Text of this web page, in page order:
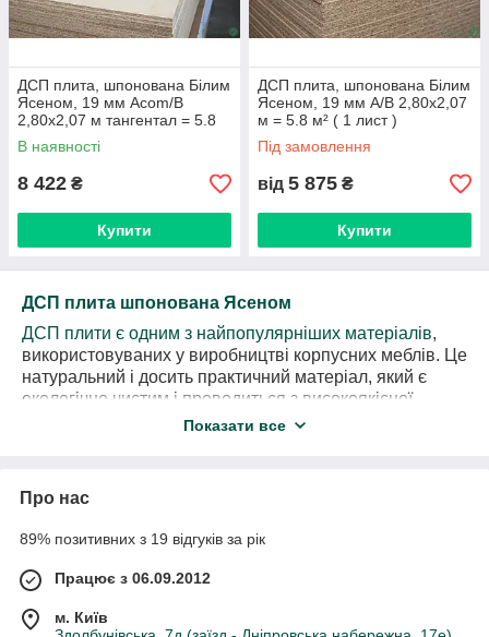
ДСП плита, шпонована Білим
Ясеном, 19 мм Аcom/B
2,80х2,07 м тангентал = 5.8
м² ( 1 лист )
В наявності
8 422 ₴
Купити
ДСП плита, шпонована Білим
Ясеном, 19 мм А/B 2,80х2,07
м = 5.8 м² ( 1 лист )
Під замовлення
від 5 875 ₴
Купити
ДСП плита шпонована Ясеном
ДСП плити є одним з найпопулярніших матеріалів,
використовуваних у виробництві корпусних меблів. Це
натуральний і досить практичний матеріал, який є
екологічно чистим і проводиться з високоякісної
тріски, із застосуванням клейової основи.
Як виробляють ДСП
Високоякісна ДСП плита, яка реалізується компанією
використанням різних типів деревних частинок.
Показати все
Про нас
89% позитивних з 19 відгуків за рік
Працює з 06.09.2012
м. Київ